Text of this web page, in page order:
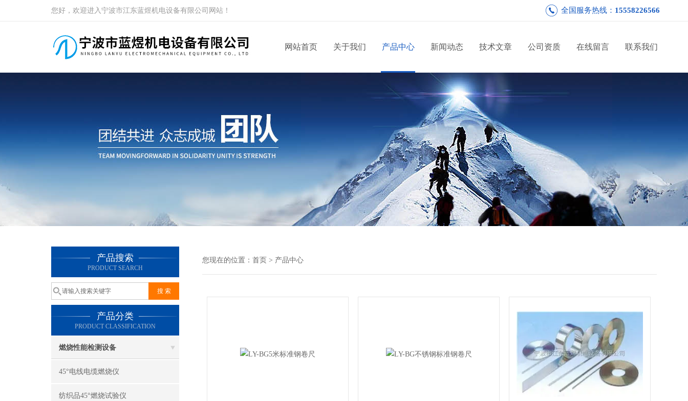
您好，欢迎进入宁波市江东蓝煜机电设备有限公司网站！ 全国服务热线： 15558226566
网站首页 关于我们 产品中心 新闻动态 技术文章 公司资质 在线留言 联系我们
产品搜索
PRODUCT SEARCH
产品分类
PRODUCT CLASSIFICATION
燃烧性能检测设备
45°电线电缆燃烧仪
纺织品45°燃烧试验仪
您现在的位置： 首页 > 产品中心